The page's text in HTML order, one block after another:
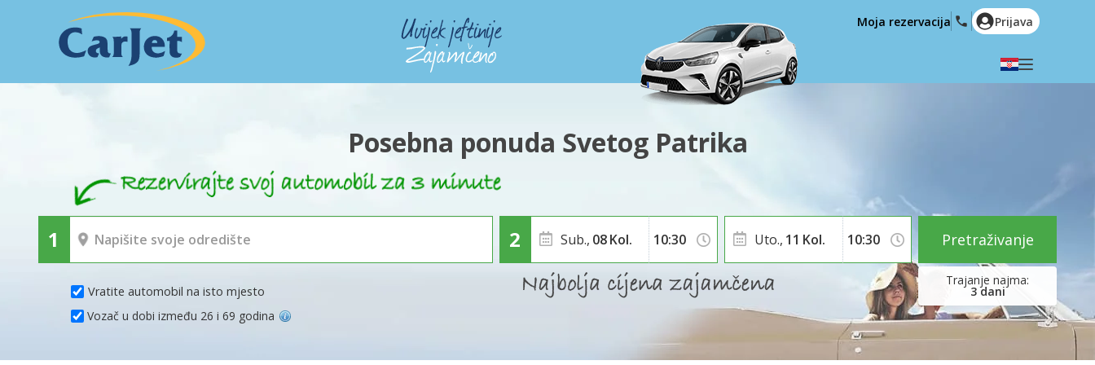
English (US)
Polski
Türkçe
Română
Ελληνικά
Hrvatski
العربية
Moja rezervacija Prijava
Posebna ponuda Svetog Patrika
Vratite automobil na isto mjesto
Sub., 08Kol.
3 dani
Uto., 11 Kol.
Vozač u dobi između 26 i 69 godina
Pretraživanje